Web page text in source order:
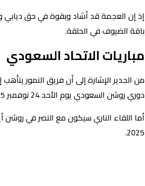
إذ إن العجمة قد أشاد وبقوة في حق ديابي
باقة الضيوف في الحلقة.
مباريات الاتحاد السعودي
من الجدير الإشارة إلى أن فريق النمور
دوري روشن السعودي يوم الأحد 24 نوفمبر 2025 الساعة 7 م، ثم لقاء مع الاتفاق في نفس البطولة يوم السبت الموافق 30 نوفمبر 2025 الساعة 4:25 م.
2025.